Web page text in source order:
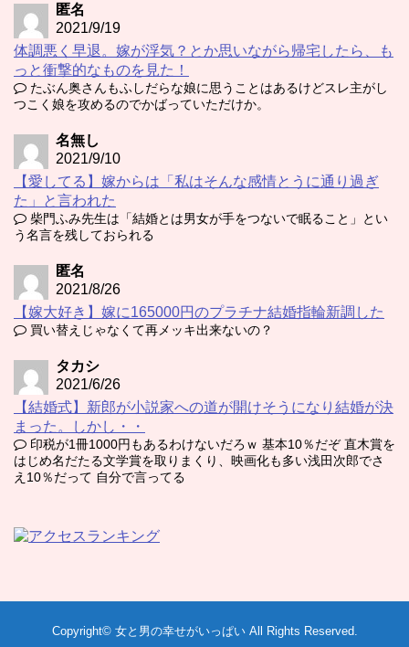
匿名
2021/9/19
体調悪く早退。嫁が浮気？とか思いながら帰宅したら、も
っと衝撃的なものを見た！
たぶん奥さんもふしだらな娘に思うことはあるけどスレ主がし
つこく娘を攻めるのでかばっていただけか。
名無し
2021/9/10
【愛してる】嫁からは「私はそんな感情とうに通り過ぎ
た」と言われた
柴門ふみ先生は「結婚とは男女が手をつないで眠ること」とい
う名言を残しておられる
匿名
2021/8/26
【嫁大好き】嫁に165000円のプラチナ結婚指輪新調した
買い替えじゃなくて再メッキ出来ないの？
タカシ
2021/6/26
【結婚式】新郎が小説家への道が開けそうになり結婚が決
まった。しかし・・
印税が1冊1000円もあるわけないだろｗ 基本10％だぞ 直木賞を
はじめ名だたる文学賞を取りまくり、映画化も多い浅田次郎でさ
え10％だって 自分で言ってる
Copyright© 女と男の幸せがいっぱいAll Rights Reserved.